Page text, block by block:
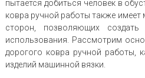
пытается добиться человек в
ковра ручной работы также имеет
сторон, позволяющих
использования. Рассмотрим
дорогого ковра ручной работы,
изделий машинной вязки.